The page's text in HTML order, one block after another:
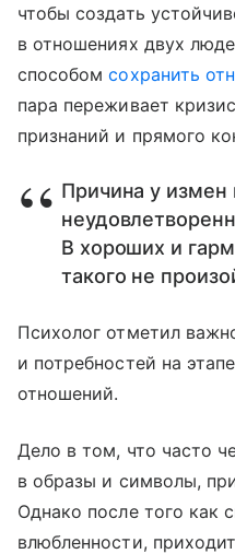
чтобы создать
в отношениях двух
способомсохранить
пара переживает
признаний и прямого
Причина у измен
В хороших и
такого не
Психолог отметил
и потребностей на
отношений.
Дело в том, что часто
в образы и символы,
Однако после того как
влюбленности,